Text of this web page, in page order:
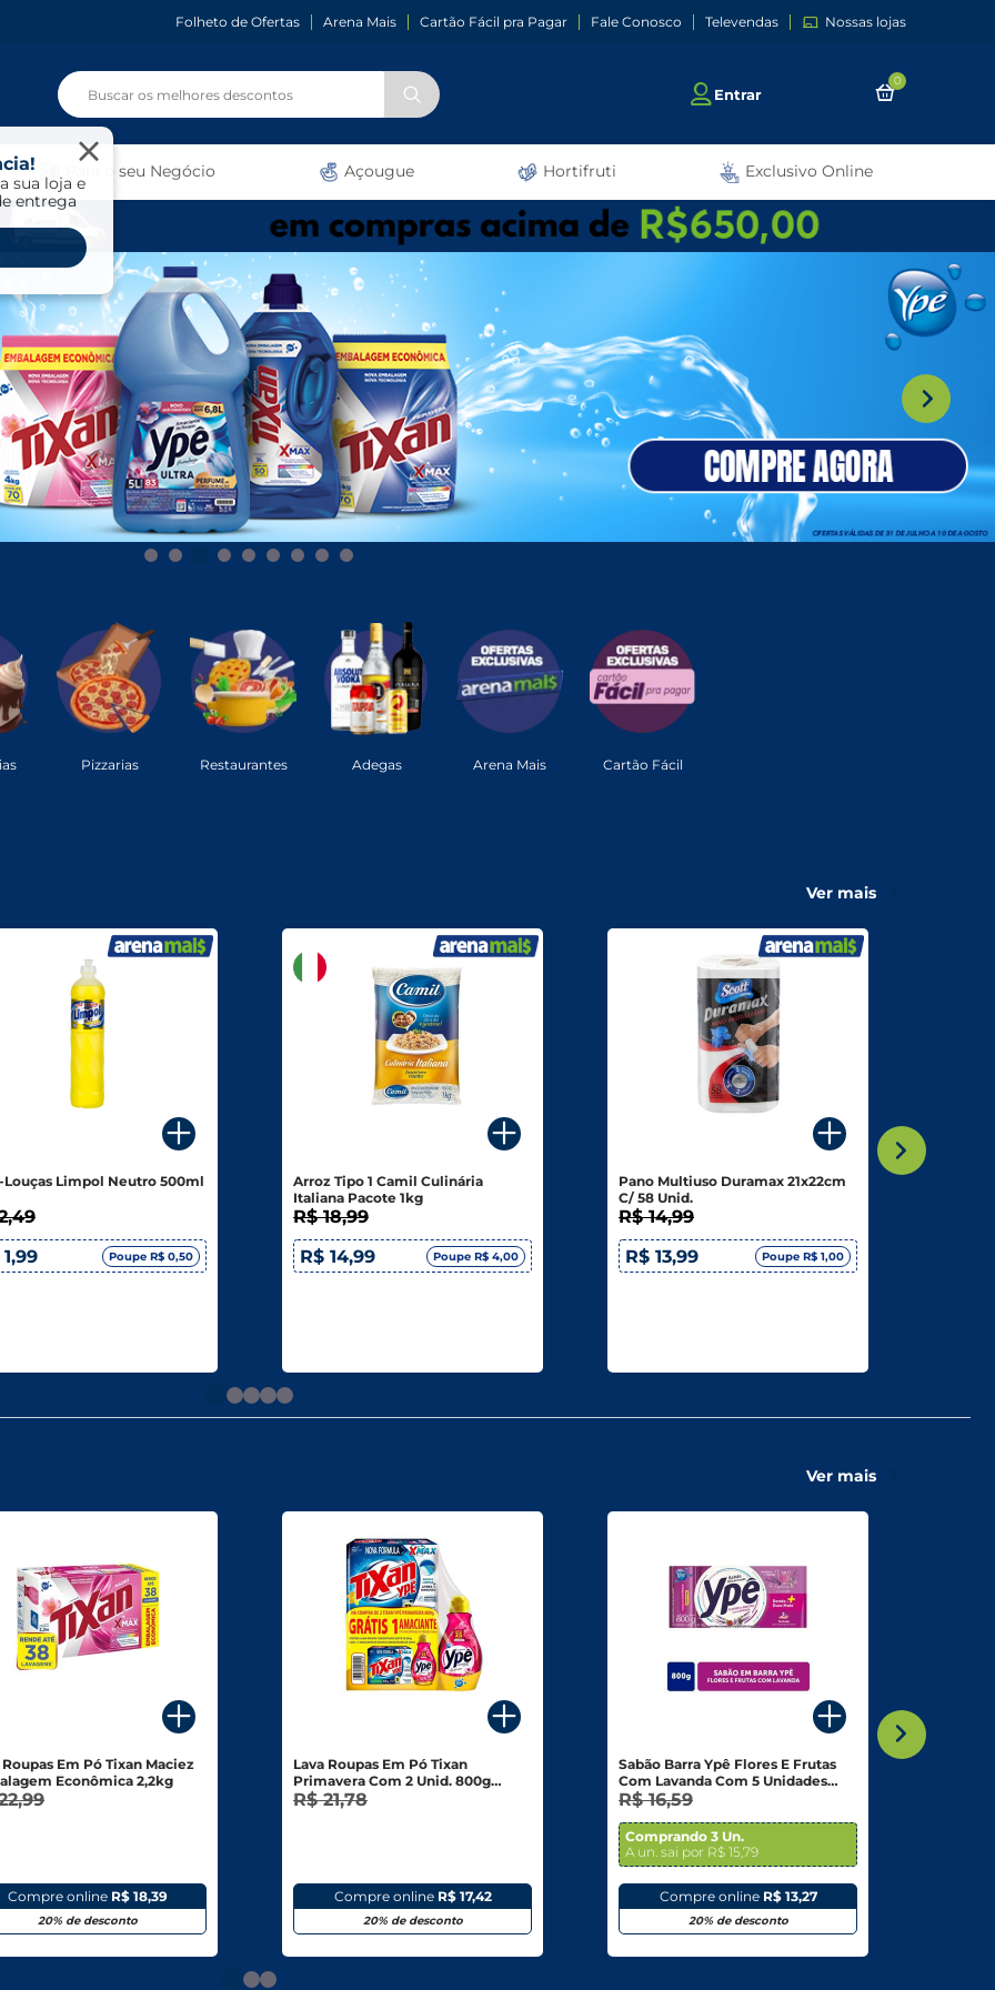
Folheto de Ofertas Arena Mais Cartão Fácil pra Pagar Fale Conosco Televendas Nossas lojas
sua loja e
entrega
Entrar
0
Para o seu Negócio Açougue Hortifruti Exclusivo Online
Pizzarias Restaurantes Adegas Arena Mais Cartão Fácil
Ver mais
Louças Limpol Neutro 500ml
Poupe R$ 0,50
Arroz Tipo 1 Camil Culinária
Italiana Pacote 1kg
R$ 18,99
R$ 14,99
Poupe R$ 4,00
Pano Multiuso Duramax 21x22cm
C/ 58 Unid.
R$ 14,99
R$ 13,99
Poupe R$ 1,00
Ver mais
Roupas Em Pó Tixan Maciez
Econômica 2,2kg
Compre online R$ 18,39
20% de desconto
Lava Roupas Em Pó Tixan
Primavera Com 2 Unid. 800g
Grátis 1 Amaciante Ypê
Concentrado 500ml
R$ 21,78
Compre online R$ 17,42
20% de desconto
Sabão Barra Ypê Flores E Frutas
Com Lavanda Com 5 Unidades
800g
R$ 16,59
Comprando 3 Un.
A un. sai por R$ 15,79
Compre online R$ 13,27
20% de desconto